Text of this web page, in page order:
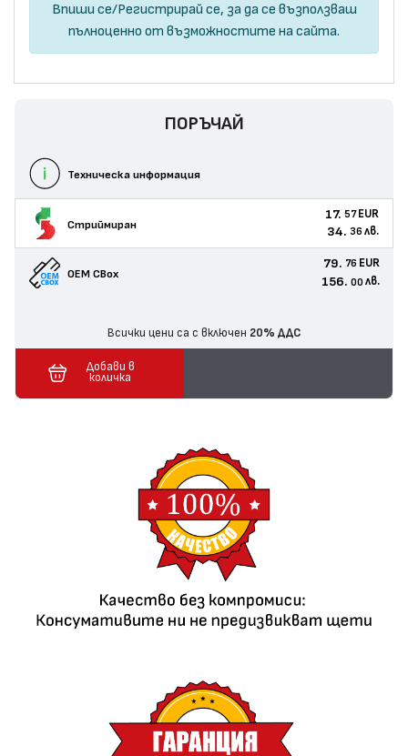
Впиши се/Регистрирай се, за да се възползваш
пълноценно от възможностите на сайта.
ПОРЪЧАЙ
Техническа информация
Стриймиран
17. 57 EUR
34. 36 лв.
OEM CBox
79. 76 EUR
156. 00 лв.
Всички цени са с включен 20% ДДС
Добави в
количка